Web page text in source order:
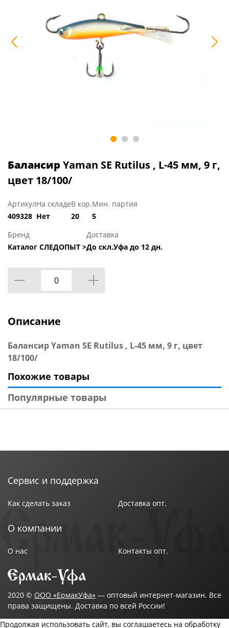
Балансир Yaman SE Rutilus , L-45 мм, 9 г,
цвет 18/100/
Артикул
409328
На складе
Нет
В кор.
20
Мин. партия
5
Бренд
Каталог СЛЕДОПЫТ >
Доставка
До скл.Уфа до 12 дн.
Описание
Балансир Yaman SE Rutilus , L-45 мм, 9 г, цвет
18/100/
Похожие товары
Популярные товары
Сервис и поддержка
Как сделать заказ Доставка опт.
О компании
О нас Контакты опт.
2020 © ООО «ЕрмакУфа» — оптовый интернет-магазин. Все
права защищены. Доставка по всей России!
Продолжая использовать сайт, вы соглашаетесь на обработку